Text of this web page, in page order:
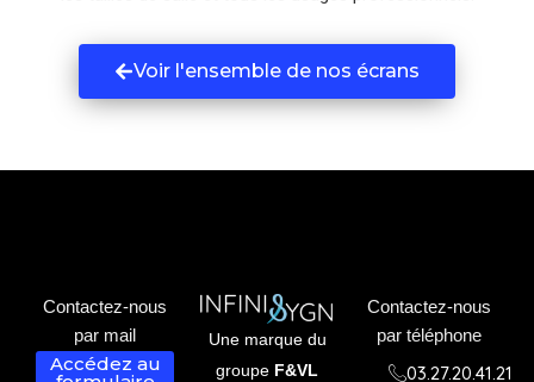
Voir l'ensemble de nos écrans
Contactez-nous
par mail
Accédez au
Une marque du
groupe F&VL
Contactez-nous
par téléphone
03.27.20.41.21